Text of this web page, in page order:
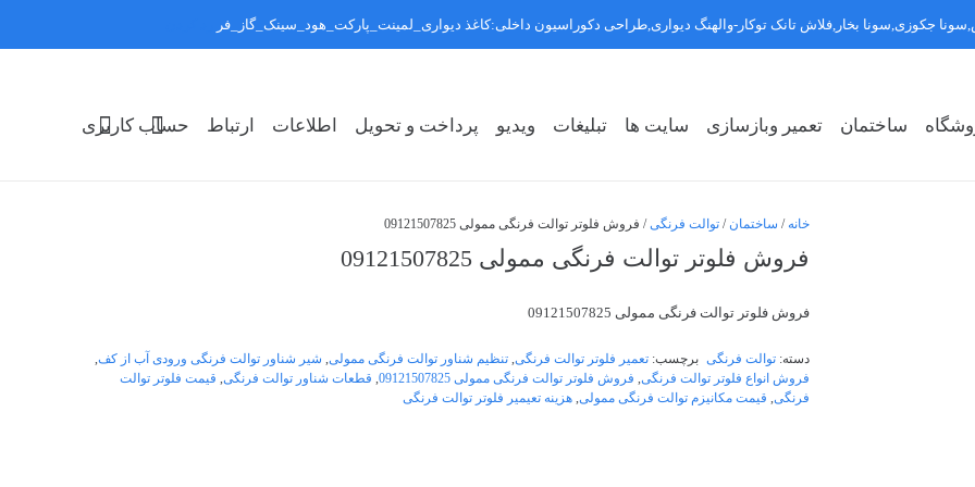
ساختمان تعمیر وبازسازی سایت ها تبلیغات ویدیو پرداخت و تحویل اطلاعات ارتباط حساب کاربری
خانه / ساختمان/ توالت فرنگی/ فروش فلوتر توالت فرنگی ممولی 09121507825
فروش فلوتر توالت فرنگی ممولی 09121507825
فروش فلوتر توالت فرنگی ممولی 09121507825
دسته: توالت فرنگی برچسب: تعمیر فلوتر توالت فرنگی, تنظیم شناور توالت فرنگی ممولی, شیر شناور توالت فرنگی ورودی آب از کف,
فروش انواع فلوتر توالت فرنگی, فروش فلوتر توالت فرنگی ممولی 09121507825 , قطعات شناور توالت فرنگی, قیمت فلوتر توالت
فرنگی, قیمت مکانیزم توالت فرنگی ممولی, هزینه تعیمیر فلوتر توالت فرنگی
جکوزی,سونا بخار,فلاش تانک توکار-والهنگ دیواری,طراحی دکوراسیون داخلی:کاغذ دیواری_لمینت_پارکت_هود_سینک_گاز_فر